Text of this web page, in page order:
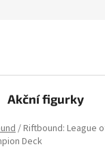
Akční figurky
/Riftbound: League
Deck